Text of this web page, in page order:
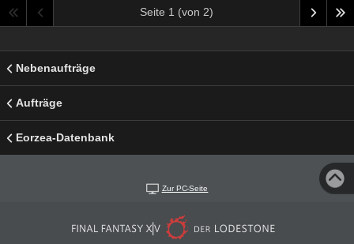
Seite 1 (von 2)
Nebenaufträge
Aufträge
Eorzea-Datenbank
Zur PC-Seite